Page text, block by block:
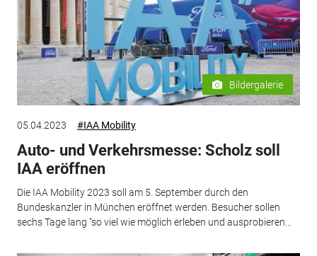
Bildergalerie
05.04.2023 #IAA Mobility
Auto- und Verkehrsmesse: Scholz soll
IAA eröffnen
Die IAA Mobility 2023 soll am 5. September durch den
Bundeskanzler in München eröffnet werden. Besucher sollen
sechs Tage lang "so viel wie möglich erleben und ausprobieren...